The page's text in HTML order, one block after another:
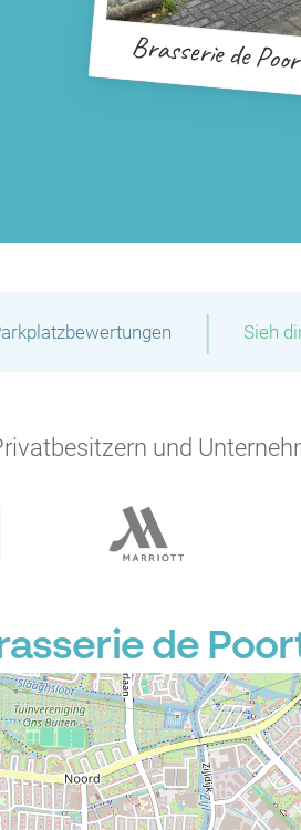
Brasserie de
| Sieh
und
de